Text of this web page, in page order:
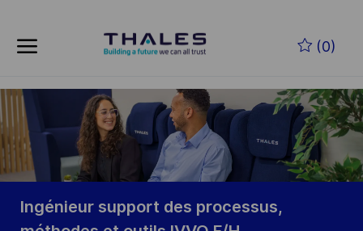
(0)
-
Ingénieur support des processus,